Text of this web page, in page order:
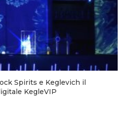
Spirits e Keglevich il
KegleVIP